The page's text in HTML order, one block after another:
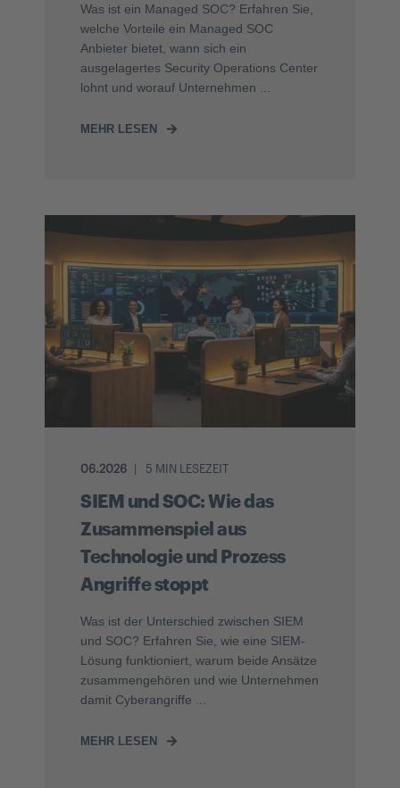
Was ist ein Managed SOC? Erfahren Sie,
welche Vorteile ein Managed SOC
Anbieter bietet, wann sich ein
ausgelagertes Security Operations Center
lohnt und worauf Unternehmen ...
MEHR LESEN
06.2026 5 MIN LESEZEIT
SIEM und SOC: Wie das
Zusammenspiel aus
Technologie und Prozess
Angriffe stoppt
Was ist der Unterschied zwischen SIEM
und SOC? Erfahren Sie, wie eine SIEM-
Lösung funktioniert, warum beide Ansätze
zusammengehören und wie Unternehmen
damit Cyberangriffe ...
MEHR LESEN